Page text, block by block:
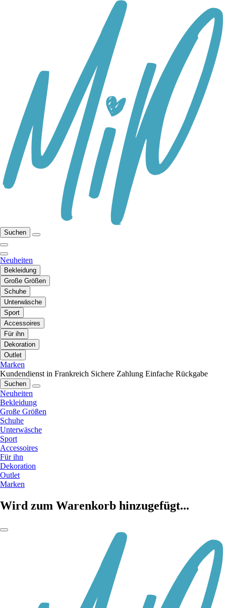
Suchen
Neuheiten
Bekleidung
Große Größen
Schuhe
Unterwäsche
Sport
Accessoires
Für ihn
Dekoration
Outlet
Marken
Kundendienst in Frankreich Sichere Zahlung Einfache Rückgabe
Suchen
Neuheiten
Bekleidung
Große Größen
Schuhe
Unterwäsche
Sport
Accessoires
Für ihn
Dekoration
Outlet
Marken
Wird zum Warenkorb hinzugefügt...